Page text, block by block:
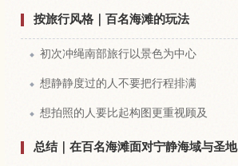
按旅行风格｜百名海滩的玩法
初次冲绳南部旅行以景色为中心
想静静度过的人不要把行程排满
想拍照的人要比起构图更重视顾及
总结｜在百名海滩面对宁静海域与圣地